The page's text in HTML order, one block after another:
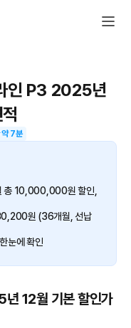
P3 2025년
약7분
총 10,000,000원 할인,
원 (36개월, 선납
눈에 확인
12월 기본 할인가